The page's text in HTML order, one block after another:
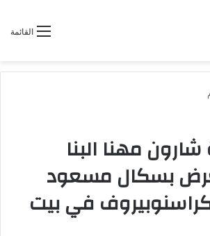
القائمة
مهنا البنا
بسكال مسعود
كراسنوبيروف في بيت